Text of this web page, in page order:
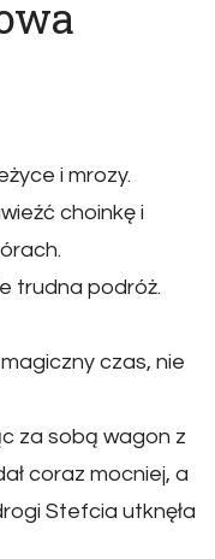
i mrozy.
choinkę i
trudna podróż.
czas, nie
za sobą wagon z
coraz mocniej, a
Stefcia utknęła